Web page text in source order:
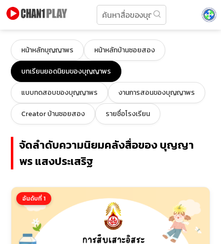
หน้าหลักบุญญาพร หน้าหลักบ้านซอยสอง
บทเรียนยอดนิยมของบุญญาพร
แบบทดสอบของบุญญาพร งานการสอนของบุญญาพร
Creator บ้านซอยสอง รายชื่อโรงเรียน
จัดลำดับความนิยมคลังสื่อของ บุญญา
พร แสงประเสริฐ
อันดับที่ 1